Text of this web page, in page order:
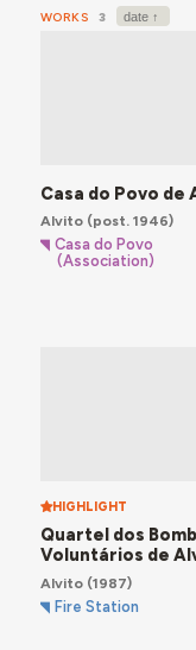
WORKS 3
Casa do Povo de
Alvito(post. 1946)
Casa do Povo
(Association)
HIGHLIGHT
Quartel dos
Voluntários de
Alvito(1987)
Fire Station